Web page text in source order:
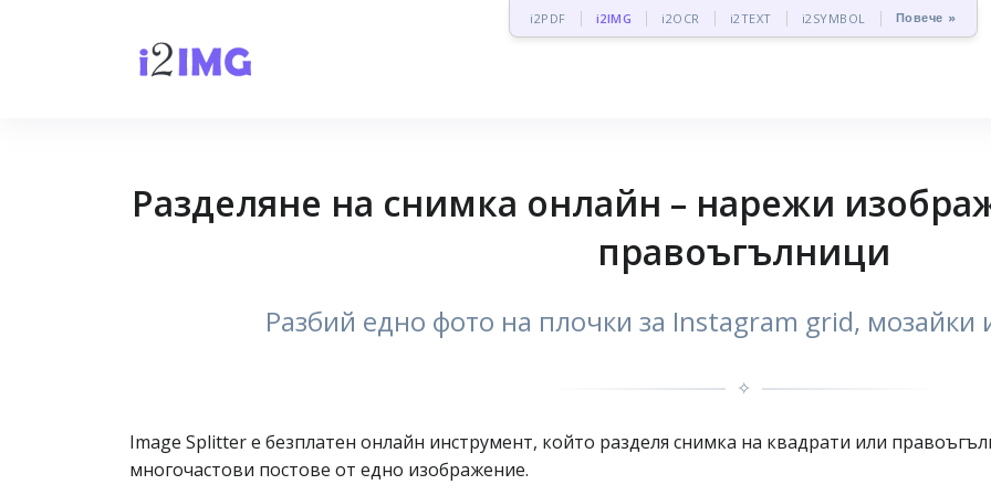
i2PDF i2IMG i2OCR i2TEXT i2SYMBOL Повече »
Разделяне на снимка онлайн – нарежи
правоъгълници
Разбий едно фото на плочки за Instagram grid, мозайки
✧
Image Splitter е безплатен онлайн инструмент, който разделя снимка на квадрати или
многочастови постове от едно изображение.